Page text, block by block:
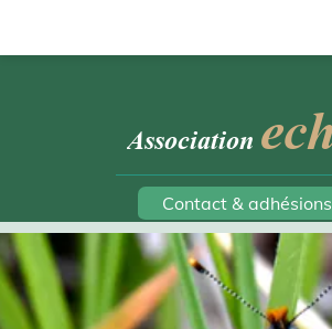
Association
Contact & adhésions